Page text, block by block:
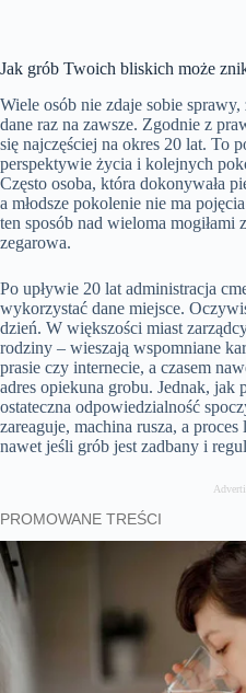
Jak grób Twoich bliskich może
Wiele osób nie zdaje sobie
dane raz na zawsze. Zgodnie z
się najczęściej na okres 20 lat. To
perspektywie życia i kolejnych
Często osoba, która dokonywała
a młodsze pokolenie nie ma
ten sposób nad wieloma
zegarowa.
Po upływie 20 lat administracja
wykorzystać dane miejsce.
dzień. W większości miast
rodziny – wieszają wspomniane
prasie czy internecie, a czasem
adres opiekuna grobu. Jednak, jak
ostateczna odpowiedzialność
zareaguje, machina rusza, a
nawet jeśli grób jest zadbany i